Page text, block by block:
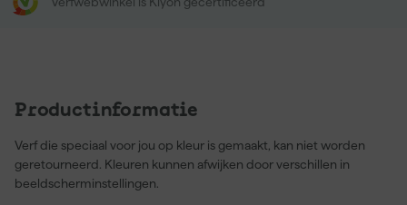
Productinformatie
Verf die speciaal voor jou op kleur is gemaakt, kan niet worden
geretourneerd. Kleuren kunnen afwijken door verschillen in
beeldscherminstellingen.